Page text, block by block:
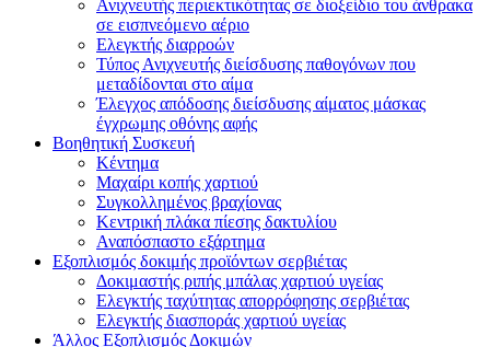
Ανιχνευτής περιεκτικότητας σε διοξείδιο του άνθρακα
σε εισπνεόμενο αέριο
Ελεγκτής διαρροών
Τύπος Ανιχνευτής διείσδυσης παθογόνων που
μεταδίδονται στο αίμα
Έλεγχος απόδοσης διείσδυσης αίματος μάσκας
έγχρωμης οθόνης αφής
Βοηθητική Συσκευή
Κέντημα
Μαχαίρι κοπής χαρτιού
Συγκολλημένος βραχίονας
Κεντρική πλάκα πίεσης δακτυλίου
Αναπόσπαστο εξάρτημα
Εξοπλισμός δοκιμής προϊόντων σερβιέτας
Δοκιμαστής ριπής μπάλας χαρτιού υγείας
Ελεγκτής ταχύτητας απορρόφησης σερβιέτας
Ελεγκτής διασποράς χαρτιού υγείας
Άλλος Εξοπλισμός Δοκιμών